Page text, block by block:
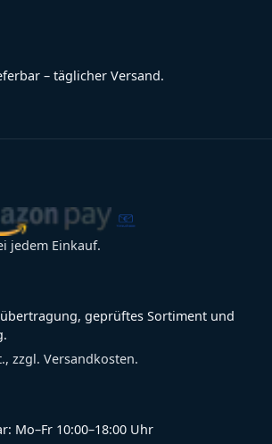
– täglicher Versand.
jedem Einkauf.
geprüftes Sortiment und
zzgl. Versandkosten.
Mo–Fr 10:00–18:00 Uhr